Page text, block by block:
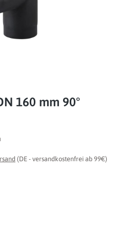
160 mm 90°
0 von 5 Sternen
(DE - versandkostenfrei ab 99€)